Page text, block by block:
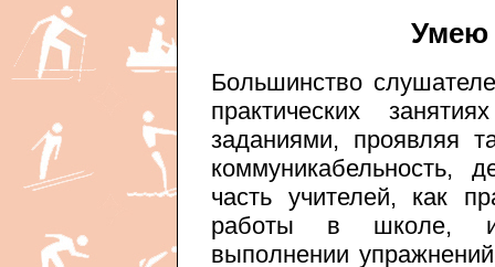
Умею
Большинство
практических
заданиями, проявляя
коммуникабельность,
часть учителей, как
работы в школе,
выполнении